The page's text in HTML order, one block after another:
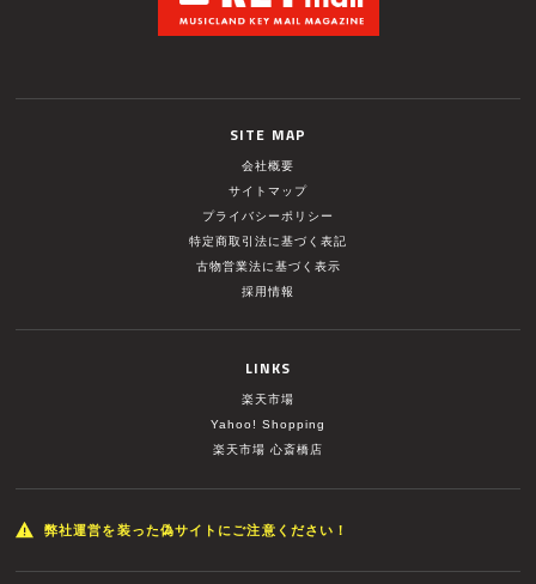
SITE MAP
会社概要
サイトマップ
プライバシーポリシー
特定商取引法に基づく表記
古物営業法に基づく表示
採用情報
LINKS
楽天市場
Yahoo! Shopping
楽天市場 心斎橋店
弊社運営を装った偽サイトにご注意ください！